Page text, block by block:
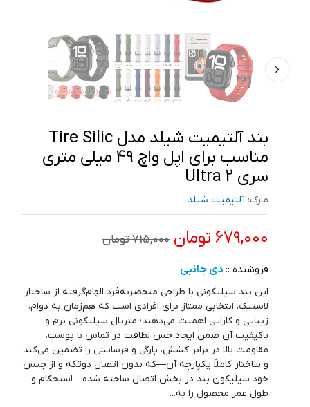
بند آلتیمیت شیلد مدل Tire Silic
مناسب برای اپل واچ 49 میلی متری
سری Ultra 2
مارک:آلتیمیت شیلد
679,000 تومان 715,000 تومان
فروشنده :: دی جانبی
این بند سیلیکونی با طراحی منحصربه‌فرد الهام‌گرفته از ساختار
لاستیک، انتخابی ممتاز برای افرادی است که هم‌زمان به دوام،
زیبایی و کارایی اهمیت می‌دهند؛ متریال سیلیکونی نرم و
باکیفیت آن ضمن ایجاد حس لطافت در تماس با پوست،
مقاومت بالا در برابر کشش، پارگی و فرسایش را تضمین می‌کند
و ساختار کاملاً یکپارچه آن—که بدون اتصال دو‌تکه و از جنس
خود سیلیکون بند در بخش اتصال ساخته شده—استحکام و
طول عمر محصول را به...